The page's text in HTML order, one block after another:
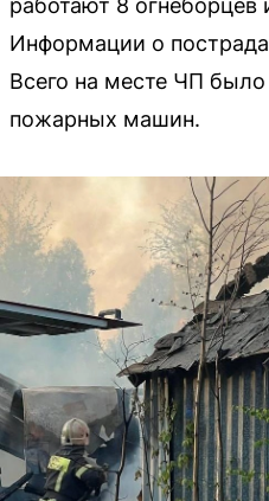
работают 8 огнеборцев
Информации о
Всего на месте ЧП было
пожарных машин.